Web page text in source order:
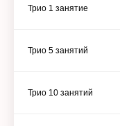
Трио 1 занятие
Трио 5 занятий
Трио 10 занятий